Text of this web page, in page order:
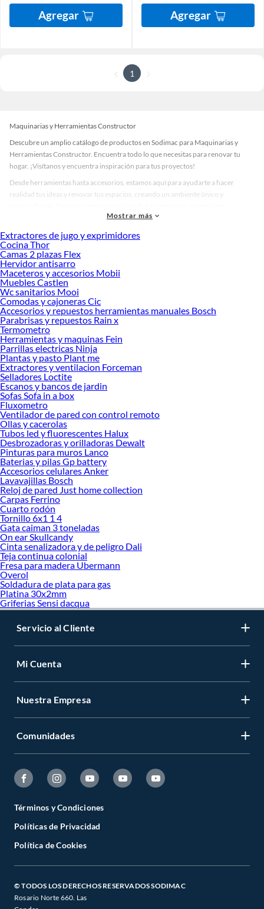
Agregar Agregar
1
Maquinarias y Herramientas Constructor
Descubre un amplio catálogo de productos en Sodimac para Maquinarias y
Herramientas Constructor. Encuentra todo lo que necesitas para renovar tu
hogar. ¡Visítanos y encuentra inspiración para tus proyectos!
Desde herramientas hasta accesorios, estamos aquí para ayudarte a hacer
realidad tus ideas y renovar tus espacios, creando un ambiente único y
accesorios de calidad que te ayudarán a crear un espacio más tú.
Desde remodelaciones hasta proyectos de decoración, estamos aquí para hacer
tus ideas realidad. ¡Visítanos y encuentra todo lo que tenemos para ofrecerte en
Maquinarias y Herramientas Constructor!
Explora la variedad de productos de Maquinarias y Herramientas
Constructor en Sodimac
Herramientas, materiales y accesorios de calidad para tus proyectos y
renovación de espacios. ¡Visítanos y descubre todo lo que tenemos para
ofrecerte!
Encuentra una amplia variedad de productos de Maquinarias y Herramientas
Constructor en Sodimac. Encuentra todo lo necesario para tus proyectos de
renovación y decoración. ¡Visítanos y haz tus ideas realidad!
Mostrar más
Extractores de jugo y exprimidores
Cocina Thor
Camas 2 plazas Flex
Hervidor antisarro
Maceteros y accesorios Mobii
Muebles Castlen
Wc sanitarios Mooi
Comodas y cajoneras Cic
Accesorios y repuestos herramientas manuales Bosch
Parabrisas y repuestos Rain x
Termometro
Herramientas y maquinas Fein
Parrillas electricas Ninja
Plantas y pasto Plant me
Extractores y ventilacion Forceman
Selladores Loctite
Escanos y bancos de jardin
Sofas Sofa in a box
Fluxometro
Ventilador de pared con control remoto
Ollas y cacerolas
Tubos led y fluorescentes Halux
Desbrozadoras y orilladoras Dewalt
Pinturas para muros Lanco
Baterias y pilas Gp battery
Accesorios celulares Anker
Lavavajillas Bosch
Reloj de pared Just home collection
Carpas Ferrino
Cuarto rodón
Tornillo 6x1 1 4
Gata caiman 3 toneladas
On ear Skullcandy
Cinta senalizadora y de peligro Dali
Teja continua colonial
Fresa para madera Ubermann
Overol
Soldadura de plata para gas
Platina 30x2mm
Griferias Sensi dacqua
Servicio al Cliente
Mi Cuenta
Nuestra Empresa
Comunidades
Términos y Condiciones
Políticas de Privacidad
Política de Cookies
© TODOS LOS DERECHOS RESERVADOS SODIMAC
Rosario Norte 660. Las